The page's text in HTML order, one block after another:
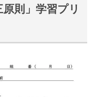
原則」学習プリ